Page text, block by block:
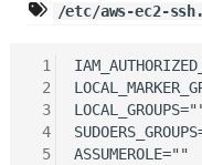
/etc/aws-ec2-
1
2
3
4
5
ASSUMEROLE=""